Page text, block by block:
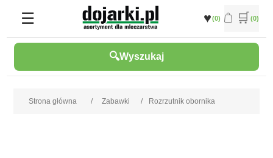
(0) (0)
Wyszukaj
Strona główna / Zabawki / Rozrzutnik obornika